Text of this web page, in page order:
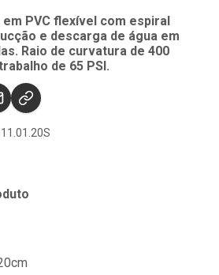
em PVC flexível com espiral
e descarga de água em
Raio de curvatura de 400
de 65 PSI.